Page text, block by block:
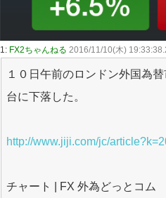
1: FX2ちゃんねる 2016/11/10(木)
１０日午前のロンドン外国為
台に下落した。
http://www.jiji.com/jc/
チャート | FX 外為どっとコム